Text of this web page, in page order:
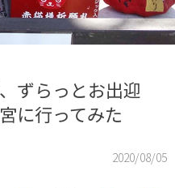
ずらっとお出迎
に行ってみた
2020/08/05